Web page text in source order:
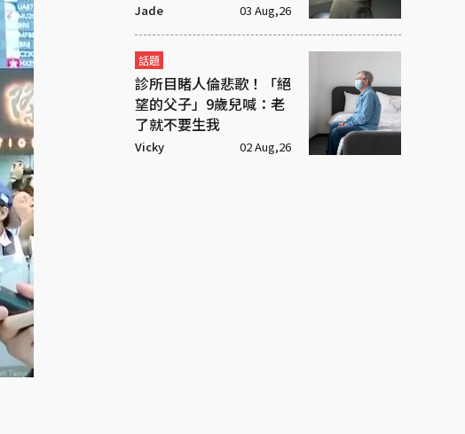
Jade 03 Aug,26
話題
診所目睹人倫悲歌！「絕
望的父子」9歲兒喊：老
了就不要生我
Vicky 02 Aug,26